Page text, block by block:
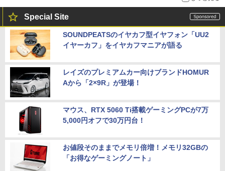
Special Site
SOUNDPEATSのイヤカフ型イヤフォン「UU2
イヤーカフ」をイヤカフマニアが語る
レイズのプレミアムカー向けブランドHOMUR
Aから「2×9R」が登場！
マウス、RTX 5060 Ti搭載ゲーミングPCが7万
5,000円オフで30万円台！
お値段そのままでメモリ倍増！メモリ32GBの
「お得なゲーミングノート」